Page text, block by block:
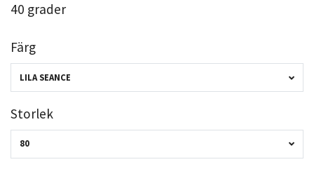
40 grader
Färg
LILA SEANCE
Storlek
80